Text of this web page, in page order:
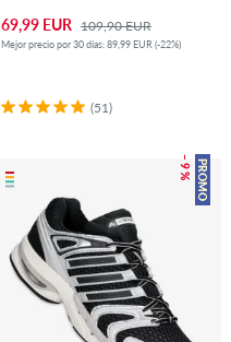
69,99 EUR 109,90 EUR
Mejor precio por 30 días: 89,99 EUR (-22%)
(51)
PROMO
– 9 %